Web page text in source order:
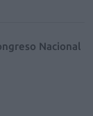
Nacional